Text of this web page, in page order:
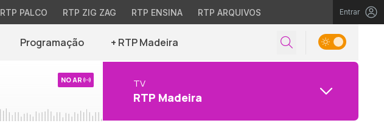
RTP PALCO RTP ZIG ZAG RTP ENSINA RTP ARQUIVOS Entrar
Programação + RTP Madeira
NO AR TV
RTP Madeira